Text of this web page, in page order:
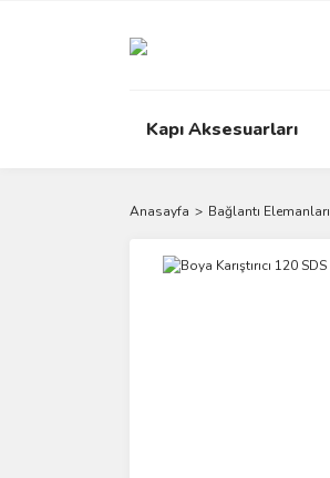
Kapı Aksesuarları
Anasayfa Bağlantı Elemanları